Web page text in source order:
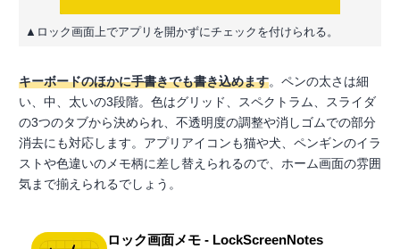
▲ロック画面上でアプリを開かずにチェックを付けられる。
キーボードのほかに手書きでも書き込めます。ペンの太さは細
い、中、太いの3段階。色はグリッド、スペクトラム、スライダ
の3つのタブから決められ、不透明度の調整や消しゴムでの部分
消去にも対応します。アプリアイコンも猫や犬、ペンギンのイラ
ストや色違いのメモ柄に差し替えられるので、ホーム画面の雰囲
気まで揃えられるでしょう。
ロック画面メモ - LockScreenNotes